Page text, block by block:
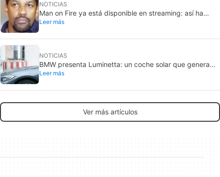
NOTICIAS
Man on Fire ya está disponible en streaming: así ha
envejecido el thriller de Denzel Washington
Leer más
NOTICIAS
BMW presenta Luminetta: un coche solar que genera
más energía de la que consume
Leer más
Ver más artículos